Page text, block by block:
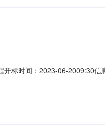
标时间：2023-06-2009:30信
标文